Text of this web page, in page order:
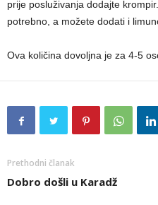
prije posluživanja dodajte
potrebno, a možete dodati i
Ova količina dovoljna je za 4-5
Prethodni članak
Dobro došli u Karadž